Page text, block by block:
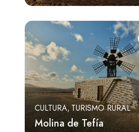
CULTURA TURISMO RURAL
Molina de Tefía